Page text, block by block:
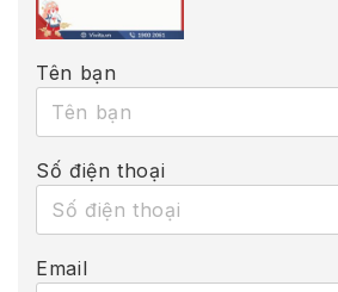
Tên bạn
Số điện thoại
Email